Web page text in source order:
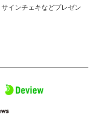
インチェキなどプレゼン